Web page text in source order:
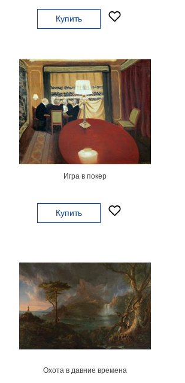
Купить
Игра в покер
Купить
Охота в давние времена